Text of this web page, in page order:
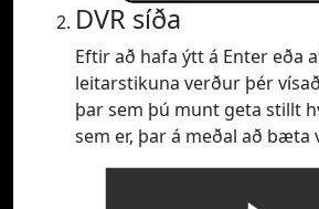
DVR síða
Eftir að hafa ýtt á Enter eða
leitarstikuna verður þér
þar sem þú munt geta stillt
sem er, þar á meðal að bæta